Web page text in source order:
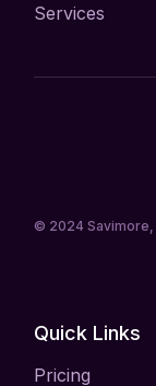
Services
© 2024Savimore
Quick Links
Pricing